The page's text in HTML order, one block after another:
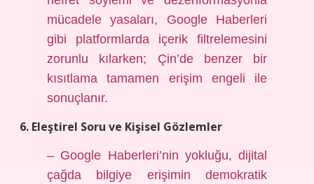
mücadele yasaları, Google Haberleri
gibi platformlarda içerik filtrelemesini
zorunlu kılarken; Çin’de benzer bir
kısıtlama tamamen erişim engeli ile
sonuçlanır.
6. Eleştirel Soru ve Kişisel Gözlemler
– Google Haberleri’nin yokluğu, dijital
çağda bilgiye erişimin demokratik